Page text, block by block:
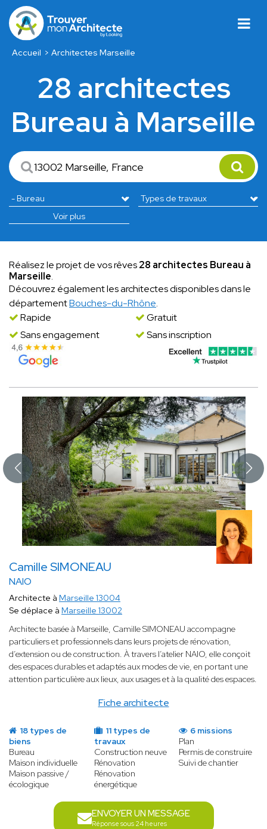
Accueil Architectes Marseille
28 architectes
Bureau à Marseille
Voir plus
Réalisez le projet de vos rêves28 architectes Bureau à
Marseille.
Découvrez également les architectes disponibles dans le
départementBouches-du-Rhône.
Rapide
Gratuit
Sans engagement
Sans inscription
Camille SIMONEAU
NAIO
Fiche architecte
Architecte à Marseille 13004
Se déplace à Marseille 13002
Architecte basée à Marseille, Camille SIMONEAU accompagne
particuliers et professionnels dans leurs projets de rénovation,
d’extension ou de construction. À travers l’atelier NAIO, elle conçoit
des espaces durables et adaptés aux modes de vie, en portant une
attention particulière aux lieux, aux usages et à la qualité des espaces.
18 types de
biens
Bureau
Maison individuelle
Maison passive /
écologique
11 types de
travaux
Construction neuve
Rénovation
Rénovation
énergétique
6 missions
Plan
Permis de construire
Suivi de chantier
ENVOYER UN MESSAGE
Réponse sous 24 heures